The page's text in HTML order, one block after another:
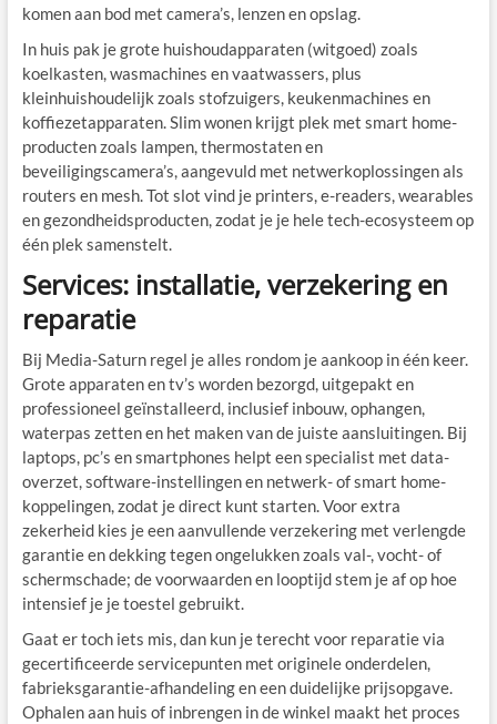
komen aan bod met camera’s, lenzen en opslag.
In huis pak je grote huishoudapparaten (witgoed) zoals
koelkasten, wasmachines en vaatwassers, plus
kleinhuishoudelijk zoals stofzuigers, keukenmachines en
koffiezetapparaten. Slim wonen krijgt plek met smart home-
producten zoals lampen, thermostaten en
beveiligingscamera’s, aangevuld met netwerkoplossingen als
routers en mesh. Tot slot vind je printers, e-readers, wearables
en gezondheidsproducten, zodat je je hele tech-ecosysteem op
één plek samenstelt.
Services: installatie, verzekering en
reparatie
Bij Media-Saturn regel je alles rondom je aankoop in één keer.
Grote apparaten en tv’s worden bezorgd, uitgepakt en
professioneel geïnstalleerd, inclusief inbouw, ophangen,
waterpas zetten en het maken van de juiste aansluitingen. Bij
laptops, pc’s en smartphones helpt een specialist met data-
overzet, software-instellingen en netwerk- of smart home-
koppelingen, zodat je direct kunt starten. Voor extra
zekerheid kies je een aanvullende verzekering met verlengde
garantie en dekking tegen ongelukken zoals val-, vocht- of
schermschade; de voorwaarden en looptijd stem je af op hoe
intensief je je toestel gebruikt.
Gaat er toch iets mis, dan kun je terecht voor reparatie via
gecertificeerde servicepunten met originele onderdelen,
fabrieksgarantie-afhandeling en een duidelijke prijsopgave.
Ophalen aan huis of inbrengen in de winkel maakt het proces